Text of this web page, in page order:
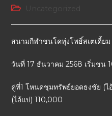
Uncategorized
สนามกีฬาชนโคทุ่งโพธิ์สเตเดี้ยม
วันที่ 17 ธันวาคม 2568 เริ่มชน
คู่ที่1 โหนดชุมทรัพย์ยอดธงชัย (
(ไอ้แบ่) 110,000